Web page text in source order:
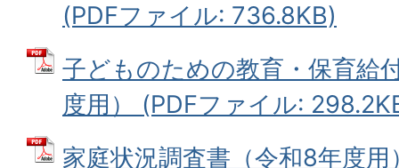
(PDFファイル: 736.8KB)
子どものための教育・保育給
度用） (PDFファイル:
家庭状況調査書（令和8年度